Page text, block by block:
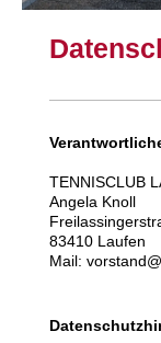
TENNISCLUB
Angela Knoll
83410 Laufen
Mail: